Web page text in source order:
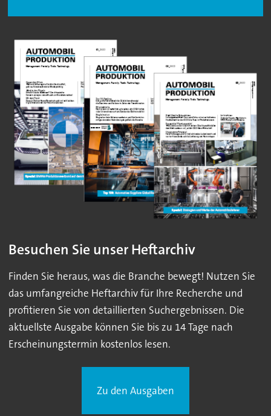
Besuchen Sie unser Heftarchiv
Finden Sie heraus, was die Branche bewegt! Nutzen Sie
das umfangreiche Heftarchiv für Ihre Recherche und
profitieren Sie von detaillierten Suchergebnissen. Die
aktuellste Ausgabe können Sie bis zu 14 Tage nach
Erscheinungstermin kostenlos lesen.
Zu den Ausgaben